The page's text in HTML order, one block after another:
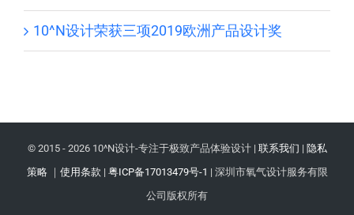
10^N设计荣获三项2019欧洲产品设计奖
© 2015 - 2026 10^N设计-专注于极致产品体验设计 | 联系我们 | 隐私
策略 ｜ 使用条款 | 粤ICP备17013479号-1 | 深圳市氧气设计服务有限
公司版权所有